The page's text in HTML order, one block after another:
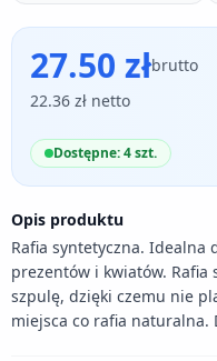
27.50 złbrutto
22.36 zł netto
Dostępne: 4 szt.
Opis produktu
Rafia syntetyczna. Idealna
prezentów i kwiatów.
szpulę, dzięki czemu nie
miejsca co rafia naturalna.